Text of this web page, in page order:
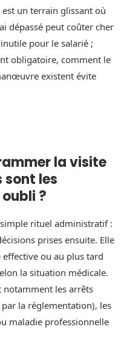
un terrain glissant où
dépassé peut coûter cher
pour le salarié ;
obligatoire, comment le
existent évite
la visite
sont les
?
simple rituel administratif :
prises ensuite. Elle
ou au plus tard
la situation médicale.
notamment les arrêts
la réglementation), les
maladie professionnelle